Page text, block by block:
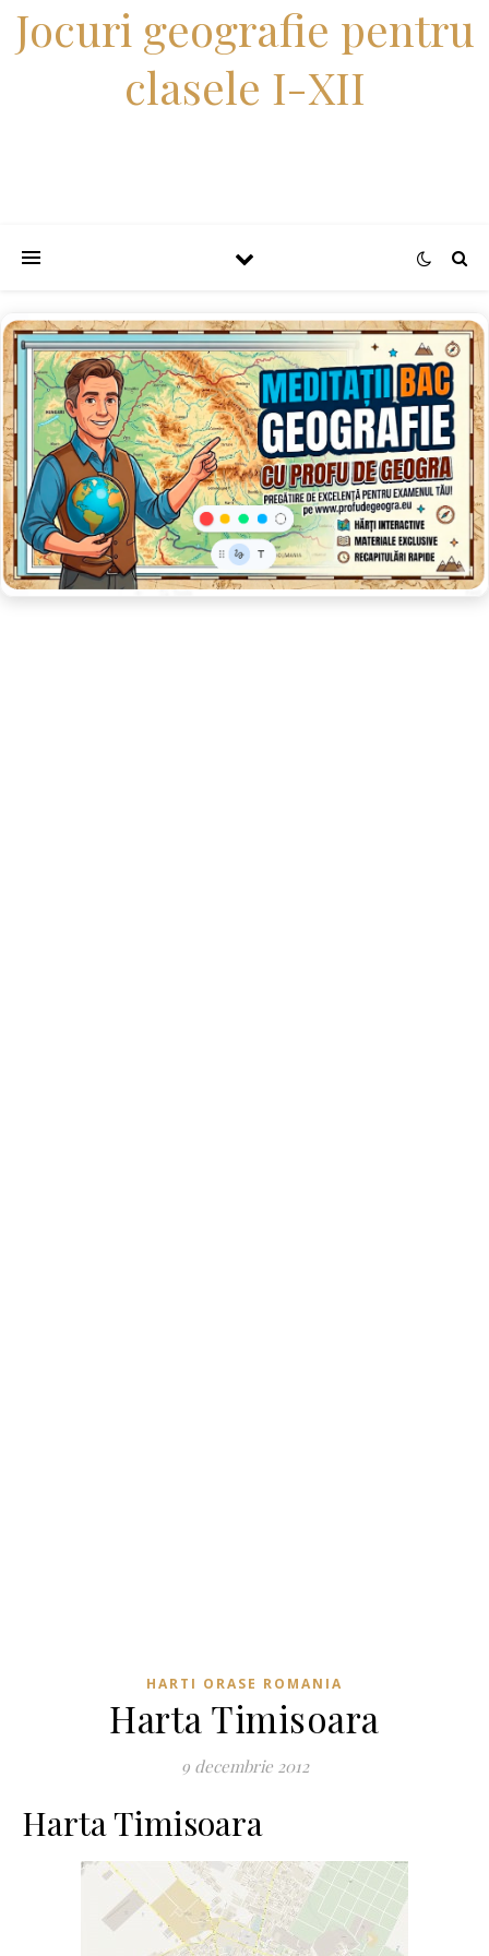
Jocuri geografie pentru
clasele I-XII
HARTI ORASE ROMANIA
Harta Timisoara
9 decembrie 2012
Harta Timisoara